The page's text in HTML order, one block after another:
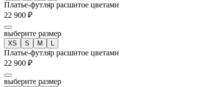
Платье-футляр расшитое цветами
22 900 ₽
выберите размер
XS S M L
Платье-футляр расшитое цветами
22 900 ₽
выберите размер